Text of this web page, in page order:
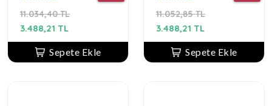
11.034,40 TL
3.488,21 TL
Sepete Ekle
11.052,85 TL
3.488,21 TL
Sepete Ekle